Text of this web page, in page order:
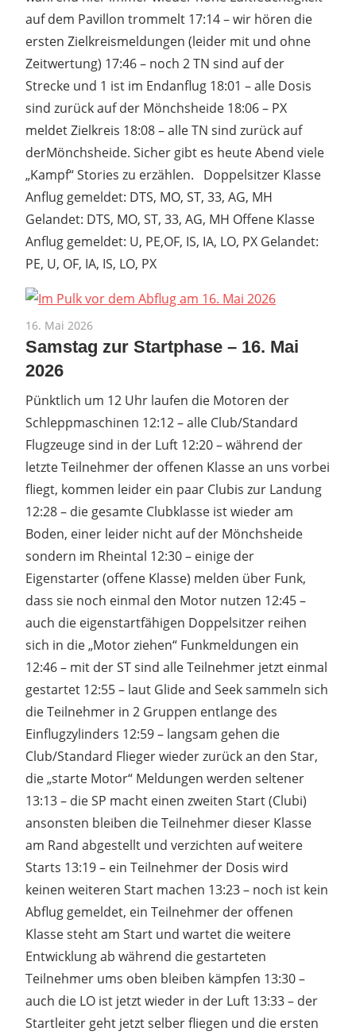
auf dem Pavillon trommelt 17:14 – wir hören die
ersten Zielkreismeldungen (leider mit und ohne
Zeitwertung) 17:46 – noch 2 TN sind auf der
Strecke und 1 ist im Endanflug 18:01 – alle Dosis
sind zurück auf der Mönchsheide 18:06 – PX
meldet Zielkreis 18:08 – alle TN sind zurück auf
derMönchsheide. Sicher gibt es heute Abend viele
„Kampf“ Stories zu erzählen. Doppelsitzer Klasse
Anflug gemeldet: DTS, MO, ST, 33, AG, MH
Gelandet: DTS, MO, ST, 33, AG, MH Offene Klasse
Anflug gemeldet: U, PE,OF, IS, IA, LO, PX Gelandet:
PE, U, OF, IA, IS, LO, PX
16. Mai 2026
Samstag zur Startphase – 16. Mai
2026
Pünktlich um 12 Uhr laufen die Motoren der
Schleppmaschinen 12:12 – alle Club/Standard
Flugzeuge sind in der Luft 12:20 – während der
letzte Teilnehmer der offenen Klasse an uns vorbei
fliegt, kommen leider ein paar Clubis zur Landung
12:28 – die gesamte Clubklasse ist wieder am
Boden, einer leider nicht auf der Mönchsheide
sondern im Rheintal 12:30 – einige der
Eigenstarter (offene Klasse) melden über Funk,
dass sie noch einmal den Motor nutzen 12:45 –
auch die eigenstartfähigen Doppelsitzer reihen
sich in die „Motor ziehen“ Funkmeldungen ein
12:46 – mit der ST sind alle Teilnehmer jetzt einmal
gestartet 12:55 – laut Glide and Seek sammeln sich
die Teilnehmer in 2 Gruppen entlange des
Einflugzylinders 12:59 – langsam gehen die
Club/Standard Flieger wieder zurück an den Star,
die „starte Motor“ Meldungen werden seltener
13:13 – die SP macht einen zweiten Start (Clubi)
ansonsten bleiben die Teilnehmer dieser Klasse
am Rand abgestellt und verzichten auf weitere
Starts 13:19 – ein Teilnehmer der Dosis wird
keinen weiteren Start machen 13:23 – noch ist kein
Abflug gemeldet, ein Teilnehmer der offenen
Klasse steht am Start und wartet die weitere
Entwicklung ab während die gestarteten
Teilnehmer ums oben bleiben kämpfen 13:30 –
auch die LO ist jetzt wieder in der Luft 13:33 – der
Startleiter geht jetzt selber fliegen und die ersten